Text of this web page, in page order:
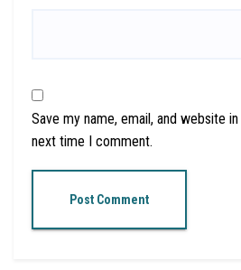
Save my name, email, and website
next time I comment.